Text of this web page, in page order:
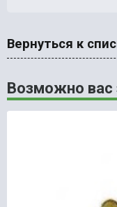
Вернуться к
Возможно вас